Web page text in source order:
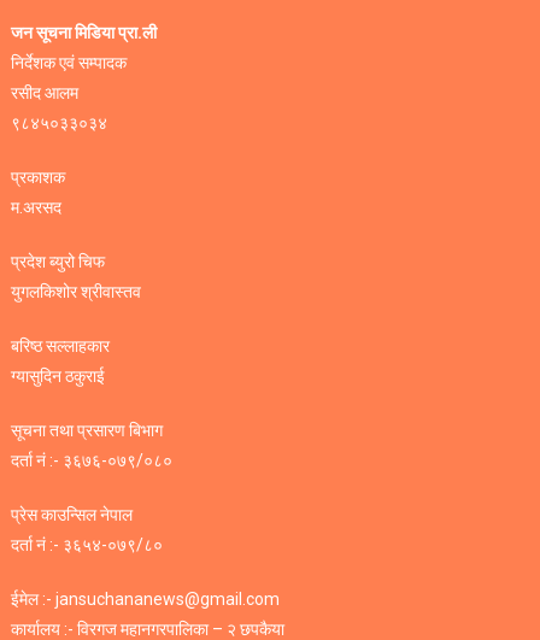
जन सूचना मिडिया प्रा.ली
निर्देशक एवं सम्पादक
रसीद आलम
९८४५०३३०३४
प्रकाशक
म.अरसद
प्रदेश ब्युरो चिफ
युगलकिशोर श्रीवास्तव
बरिष्ठ सल्लाहकार
ग्यासुदिन ठकुराई
सूचना तथा प्रसारण बिभाग
दर्ता नं :- ३६७६-०७९/०८०
प्रेस काउन्सिल नेपाल
दर्ता नं :- ३६५४-०७९/८०
ईमेल :- jansuchananews@gmail.com
कार्यालय :- विरगज महानगरपालिका – २ छपकैया